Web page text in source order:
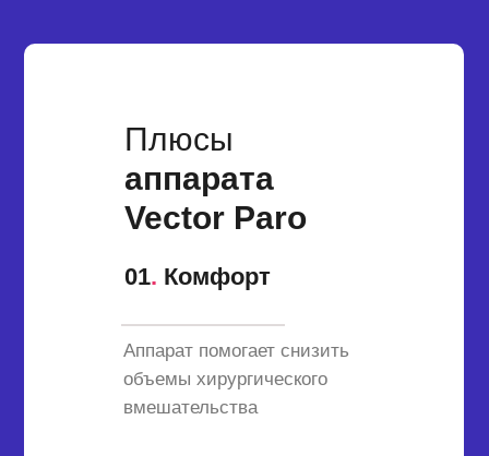
Плюсы
аппарата
Vector Paro
Аппарат помогает снизить
объемы хирургического
вмешательства
01. Комфорт